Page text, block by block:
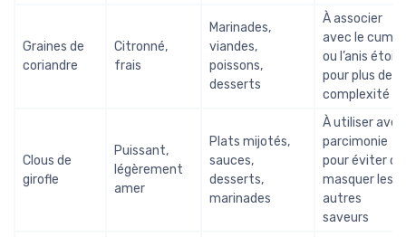
Graines de
coriandre
Citronné,
frais
Marinades,
viandes,
poissons,
desserts
À associer
avec le cumin
ou l’anis étoilé
pour plus de
complexité
Clous de
girofle
Puissant,
légèrement
amer
Plats mijotés,
sauces,
desserts,
marinades
À utiliser avec
parcimonie
pour éviter de
masquer les
autres
saveurs